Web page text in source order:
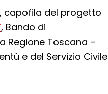
, capofila del progetto
, Bando di
Regione Toscana –
e del Servizio Civile